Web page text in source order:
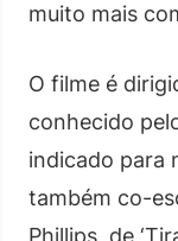
muito mais
O filme é
conhecido
indicado para
também co-
Phillips, de